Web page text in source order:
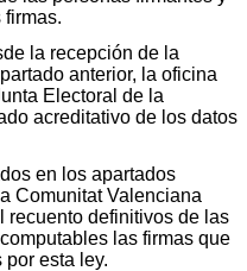
la recepción de la
anterior, la oficina
Electoral de la
acreditativo de los datos
en los apartados
Comunitat Valenciana
recuento definitivos de las
las firmas que
esta ley.